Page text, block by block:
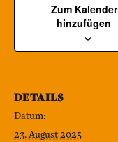
Zum Kalender
hinzufügen
DETAILS
Datum:
23. August 2025